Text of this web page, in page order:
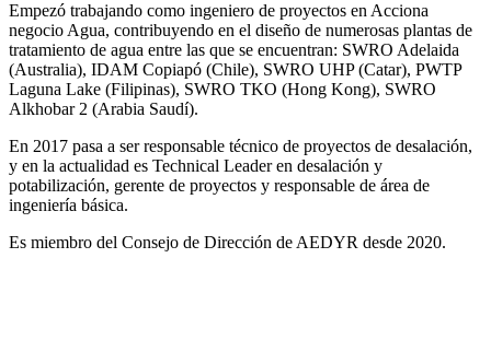
Empezó trabajando como ingeniero de proyectos en Acciona
negocio Agua, contribuyendo en el diseño de numerosas plantas de
tratamiento de agua entre las que se encuentran: SWRO Adelaida
(Australia), IDAM Copiapó (Chile), SWRO UHP (Catar), PWTP
Laguna Lake (Filipinas), SWRO TKO (Hong Kong), SWRO
Alkhobar 2 (Arabia Saudí).
En 2017 pasa a ser responsable técnico de proyectos de desalación,
y en la actualidad es Technical Leader en desalación y
potabilización, gerente de proyectos y responsable de área de
ingeniería básica.
Es miembro del Consejo de Dirección de AEDYR desde 2020.